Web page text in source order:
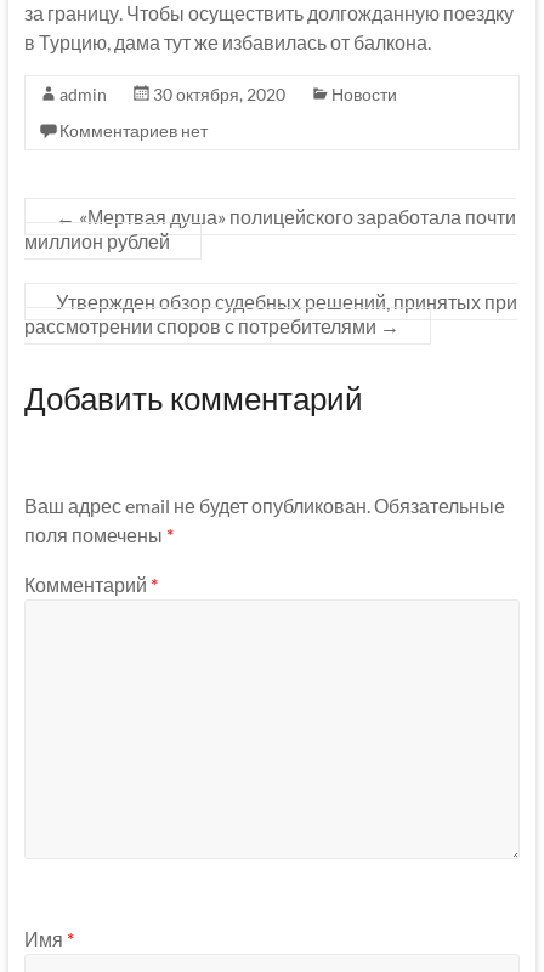
за границу. Чтобы осуществить долгожданную поездку
в Турцию, дама тут же избавилась от балкона.
admin 30 октября, 2020
Новости
Комментариев нет
← «Мертвая душа» полицейского заработала почти
миллион рублей
Утвержден обзор судебных решений, принятых при
рассмотрении споров с потребителями →
Добавить комментарий
Ваш адрес email не будет опубликован. Обязательные
поля помечены *
Комментарий *
Имя *